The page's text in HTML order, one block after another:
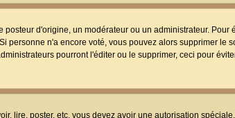
d'origine, un modérateur ou un administrateur. Pour
personne n'a encore voté, vous pouvez alors supprimer le
pourront l'éditer ou le supprimer, ceci pour
lire, poster, etc. vous devez avoir une autorisation